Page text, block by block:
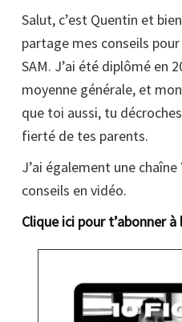
Salut, c’est Quentin et
partage mes conseils
SAM. J’ai été diplômé en
moyenne générale, et
que toi aussi, tu
fierté de tes parents.
J’ai également une
conseils en vidéo.
Clique ici pour t’abonner à